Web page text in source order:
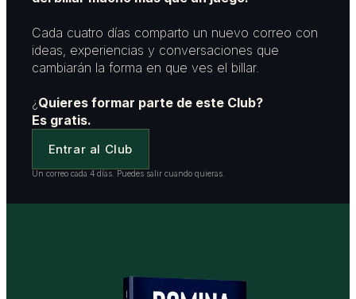
Cada cuatro días comparto un nuevo correo con
ideas, experiencias y conversaciones que
cambiarán la forma en que ves el billar.
¿Quieres formar parte de este Club?
Es gratis.
Entrar al Club
Un correo cada 4 días. Puedes salir cuando quieras.